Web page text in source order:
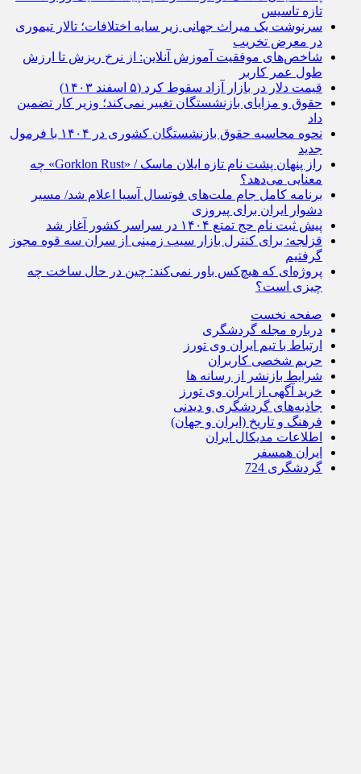
تازه‌ تاسیس
سرنوشت یک میراث جهانی زیر سایه اختلافات؛ تالار تیموری
در معرض تخریب
شاخص‌های موفقیت آموزش آنلاین: از نرخ ریزش تا ارزش
طول عمر کاربر
قیمت دلار در بازار آزاد سقوط کرد (۵ اسفند ۱۴۰۳)
حقوق و مزایای بازنشستگان تغییر نمی‌کند؛ وزیر کار تضمین
داد
نحوه محاسبه حقوق بازنشستگان کشوری در ۱۴۰۴ با فرمول
جدید
راز پنهان پشت نام تازه ایلان ماسک / «Gorklon Rust» چه
معنایی می‌دهد؟
برنامه کامل جام ملت‌های فوتسال آسیا اعلام شد/ مسیر
دشوار ایران برای پیروزی
پیش ثبت نام حج تمتع ۱۴۰۴ در سراسر کشور آغاز شد
قزلجه: برای کنترل بازار سیب زمینی از سران سه قوه مجوز
گرفتیم
پروژه‌ای که هیچ‌کس باور نمی‌کند: چین در حال ساخت چه
چیزی است؟
صفحه نخست
درباره مجله گردشگری
ارتباط با تیم ایران وی تورز
حریم شخصی کاربران
شرایط بازنشر از رسانه ها
خرید آگهی از ایران وی تورز
جاذبه‌های گردشگری و دیدنی
فرهنگ و تاریخ (ایران و جهان)
اطلاعات مدیکال ایران
ایران همسفر
گردشگری 724